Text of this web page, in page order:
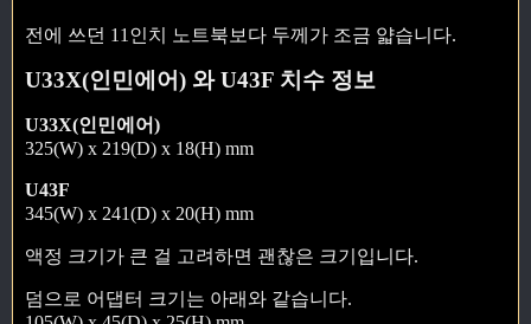
전에 쓰던 11인치 노트북보다 두께가 조금 얇습니다.
U33X(인민에어) 와 U43F 치수 정보
U33X(인민에어)
325(W) x 219(D) x 18(H) mm
U43F
345(W) x 241(D) x 20(H) mm
액정 크기가 큰 걸 고려하면 괜찮은 크기입니다.
덤으로 어댑터 크기는 아래와 같습니다.